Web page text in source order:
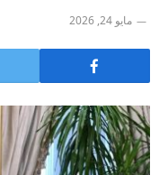
مايو 24, 2026